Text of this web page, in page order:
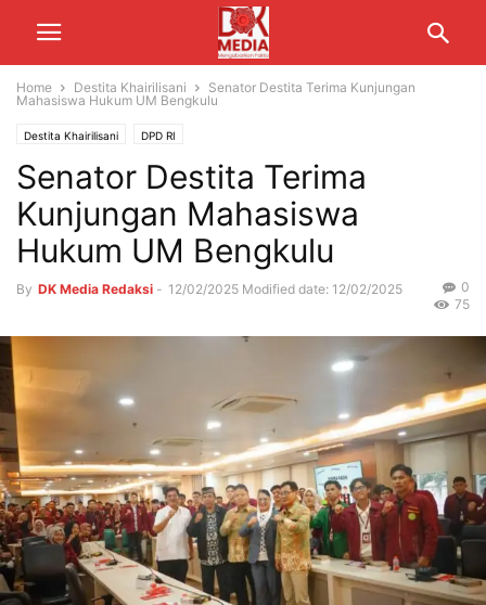
Home Destita Khairilisani
Senator Destita Terima Kunjungan
Mahasiswa Hukum UM Bengkulu
Destita Khairilisani DPD RI
Senator Destita Terima
Kunjungan Mahasiswa
Hukum UM Bengkulu
By DK Media Redaksi - 12/02/2025 Modified date: 12/02/2025
0
75